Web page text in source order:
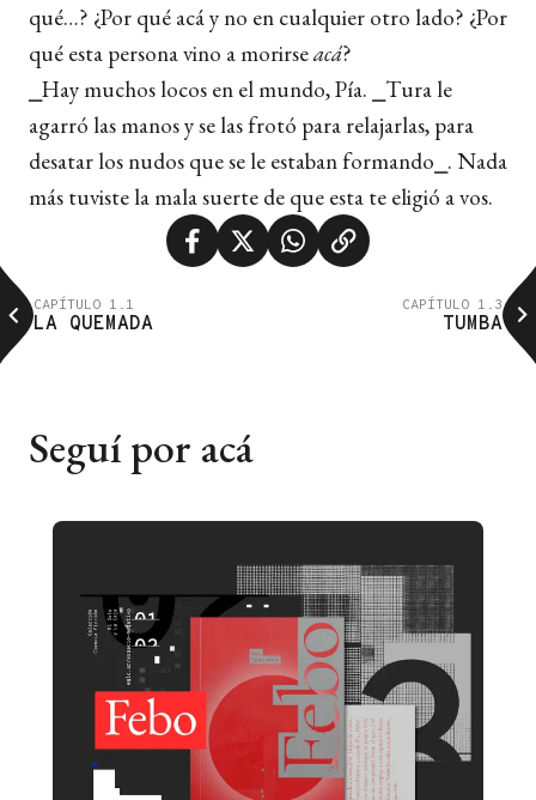
qué…? ¿Por qué acá y no en cualquier otro lado? ¿Por
qué esta persona vino a morirseacá?
⎯Hay muchos locos en el mundo, Pía. ⎯Tura le
agarró las manos y se las frotó para relajarlas, para
desatar los nudos que se le estaban formando⎯. Nada
más tuviste la mala suerte de que esta te eligió a vos.
CAPÍTULO 1.1
LA QUEMADA
CAPÍTULO 1.3
TUMBA
Seguí por acá